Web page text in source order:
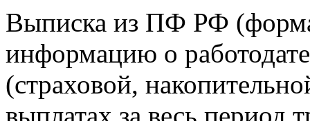
Выписка из ПФ РФ
информацию о
(страховой,
выплатах за весь период